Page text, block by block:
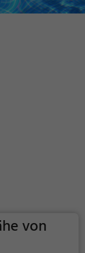
von